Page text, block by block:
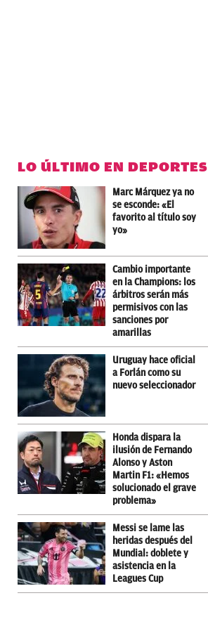
LO ÚLTIMO EN DEPORTES
Marc Márquez ya no
se esconde: «El
favorito al título soy
yo»
Cambio importante
en la Champions: los
árbitros serán más
permisivos con las
sanciones por
amarillas
Uruguay hace oficial
a Forlán como su
nuevo seleccionador
Honda dispara la
ilusión de Fernando
Alonso y Aston
Martin F1: «Hemos
solucionado el grave
problema»
Messi se lame las
heridas después del
Mundial: doblete y
asistencia en la
Leagues Cup